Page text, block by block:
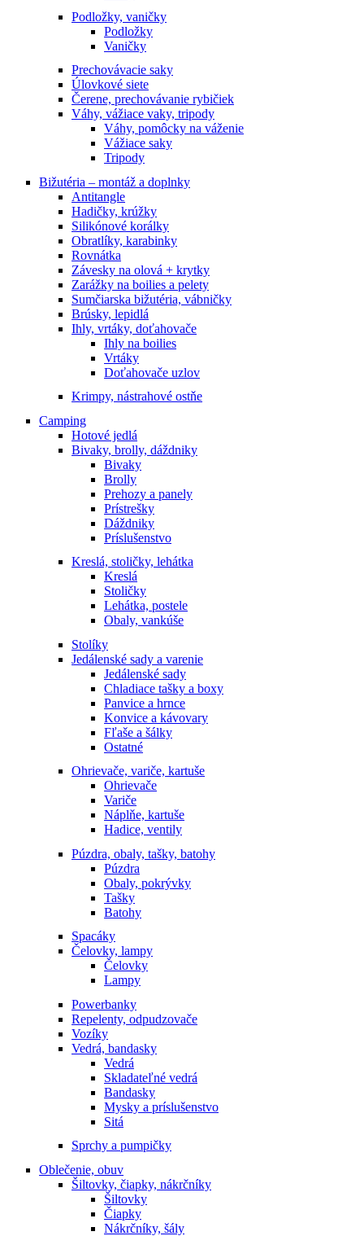
Podložky, vaničky
Podložky
Vaničky
Prechovávacie saky
Úlovkové siete
Čerene, prechovávanie rybičiek
Váhy, vážiace vaky, tripody
Váhy, pomôcky na váženie
Vážiace saky
Tripody
Bižutéria – montáž a doplnky
Antitangle
Hadičky, krúžky
Silikónové korálky
Obratlíky, karabinky
Rovnátka
Závesky na olová + krytky
Zarážky na boilies a pelety
Sumčiarska bižutéria, vábničky
Brúsky, lepidlá
Ihly, vrtáky, doťahovače
Ihly na boilies
Vrtáky
Doťahovače uzlov
Krimpy, nástrahové ostňe
Camping
Hotové jedlá
Bivaky, brolly, dáždniky
Bivaky
Brolly
Prehozy a panely
Prístrešky
Dáždniky
Príslušenstvo
Kreslá, stoličky, lehátka
Kreslá
Stoličky
Lehátka, postele
Obaly, vankúše
Stolíky
Jedálenské sady a varenie
Jedálenské sady
Chladiace tašky a boxy
Panvice a hrnce
Konvice a kávovary
Fľaše a šálky
Ostatné
Ohrievače, variče, kartuše
Ohrievače
Variče
Náplňe, kartuše
Hadice, ventily
Púzdra, obaly, tašky, batohy
Púzdra
Obaly, pokrývky
Tašky
Batohy
Spacáky
Čelovky, lampy
Čelovky
Lampy
Powerbanky
Repelenty, odpudzovače
Vozíky
Vedrá, bandasky
Vedrá
Skladateľné vedrá
Bandasky
Mysky a príslušenstvo
Sitá
Sprchy a pumpičky
Oblečenie, obuv
Šiltovky, čiapky, nákrčníky
Šiltovky
Čiapky
Nákrčníky, šály